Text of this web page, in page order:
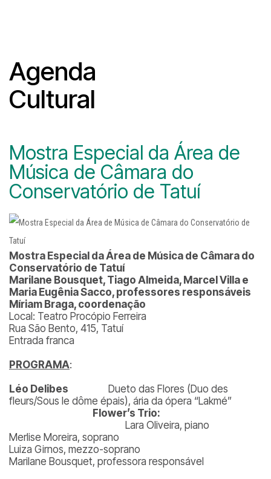
Agenda
Cultural
Mostra Especial da Área de
Música de Câmara do
Conservatório de Tatuí
Mostra Especial da Área de Música de Câmara do
Conservatório de Tatuí
Marilane Bousquet, Tiago Almeida, Marcel Villa e
Maria Eugênia Sacco, professores responsáveis
Míriam Braga, coordenação
Local: Teatro Procópio Ferreira
Rua São Bento, 415, Tatuí
Entrada franca
PROGRAMA:
Léo Delibes Dueto das Flores (Duo des
fleurs/Sous le dôme épais), ária da ópera “Lakmé”
Flower’s Trio:
Lara Oliveira, piano
Merlise Moreira, soprano
Luiza Girnos, mezzo-soprano
Marilane Bousquet, professora responsável